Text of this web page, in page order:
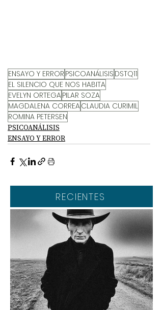
ENSAYO Y ERROR PSICOANÁLISIS DSTQ11
EL SILENCIO QUE NOS HABITA
EVELYN ORTEGAPILAR SOZA
MAGDALENA CORREACLAUDIA CURIMIL
ROMINA PETERSEN
PSICOANÁLISIS
ENSAYO Y ERROR
RECIENTES